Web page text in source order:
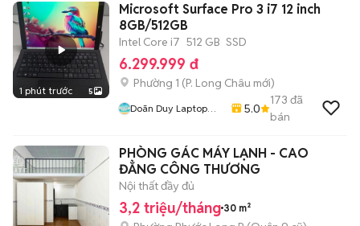
1 phút trước 5
Microsoft Surface Pro 3 i7 12 inch
8GB/512GB
Intel Core i7 512 GB SSD
6.299.999 đ
Phường 1 (P. Long Châu mới)
Doãn Duy Laptop
5.0
173 đã
bán
PHÒNG GÁC MÁY LẠNH - CAO
ĐẲNG CÔNG THƯƠNG
Nội thất đầy đủ
3,2 triệu/tháng 30 m²